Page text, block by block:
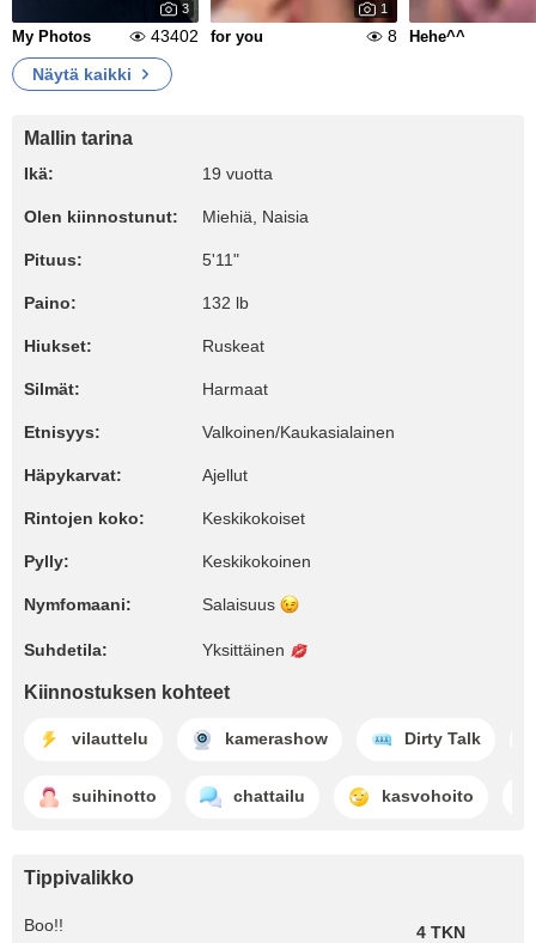
3
My Photos 43402
1
for you 8 Hehe^^
Näytä kaikki
Mallin tarina
Ikä: 19 vuotta
Olen kiinnostunut: Miehiä, Naisia
Pituus: 5'11"
Paino: 132 lb
Hiukset: Ruskeat
Silmät: Harmaat
Etnisyys: Valkoinen/Kaukasialainen
Häpykarvat: Ajellut
Rintojen koko: Keskikokoiset
Pylly: Keskikokoinen
Nymfomaani: Salaisuus
Suhdetila: Yksittäinen
Kiinnostuksen kohteet
vilauttelu kamerashow Dirty Talk
suihinotto chattailu kasvohoito
Tippivalikko
Boo!! 4 TKN